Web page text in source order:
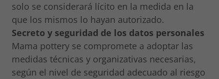
solo se considerará lícito en la medida en la
que los mismos lo hayan autorizado.
Secreto y seguridad de los datos personales
Mama pottery se compromete a adoptar las
medidas técnicas y organizativas necesarias,
según el nivel de seguridad adecuado al riesgo